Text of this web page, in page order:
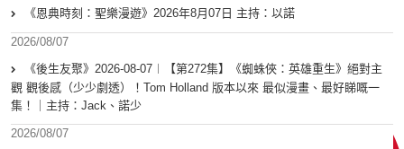
《恩典時刻：聖樂漫遊》2026年8月07日 主持：以諾
2026/08/07
《後生友聚》2026-08-07︱【第272集】《蜘蛛俠：英雄重生》絕對主
觀 觀後感（少少劇透）！Tom Holland 版本以來 最似漫畫、最好睇嘅一
集！｜主持：Jack、諾少
2026/08/07